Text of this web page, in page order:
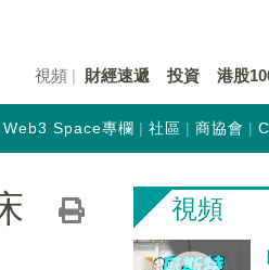
視頻 財經速遞 投資 港股
Web3 Space專欄 社區 商協會
視頻